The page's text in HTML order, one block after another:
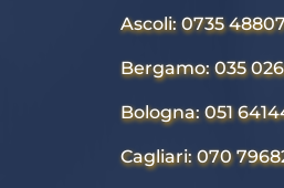
Ascoli: 0735
Bergamo: 035
Bologna: 051
Cagliari: 070